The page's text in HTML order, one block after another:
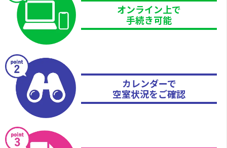
オンライン上で
手続き可能
カレンダーで
空室状況をご確認